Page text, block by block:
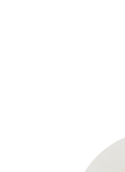
мы окажем